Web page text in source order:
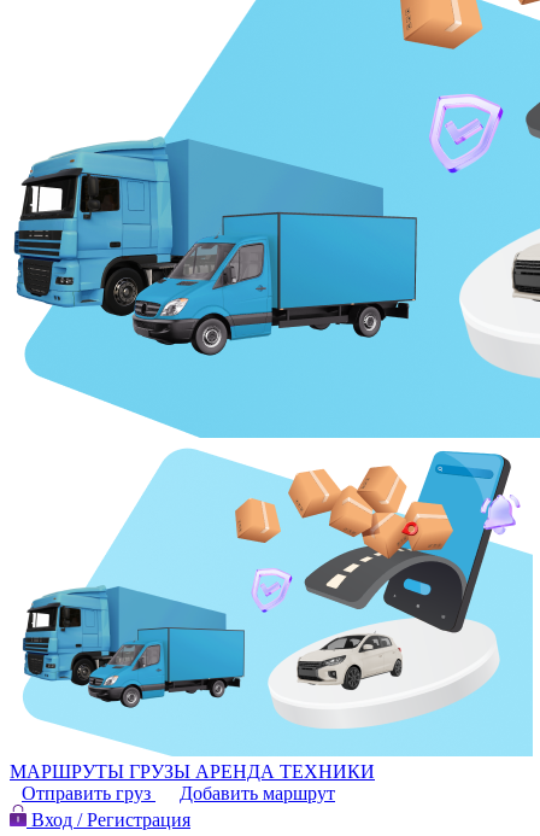
МАРШРУТЫ ГРУЗЫ АРЕНДА ТЕХНИКИ
Отправить груз
Добавить маршрут
Вход / Регистрация